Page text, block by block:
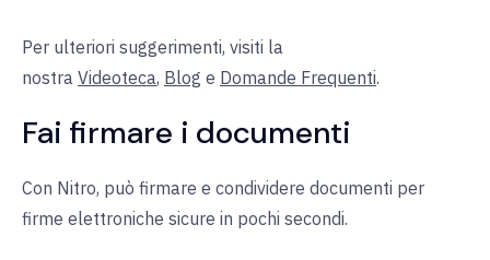
Per ulteriori suggerimenti, visiti la
nostra Videoteca, Blog e Domande Frequenti.
Fai firmare i documenti
Con Nitro, può firmare e condividere documenti per
firme elettroniche sicure in pochi secondi.